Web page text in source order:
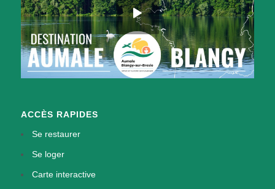
ACCÈS RAPIDES
Se restaurer
Se loger
Carte interactive